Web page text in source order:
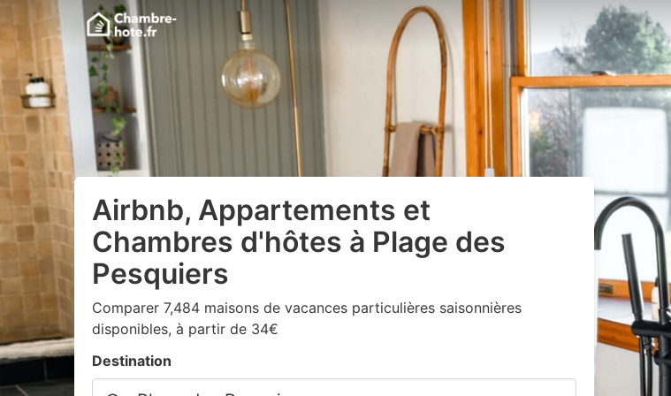
Airbnb, Appartements et
Chambres d'hôtes à Plage des
Pesquiers
Comparer 7,484 maisons de vacances particulières saisonnières
disponibles, à partir de 34€
Destination